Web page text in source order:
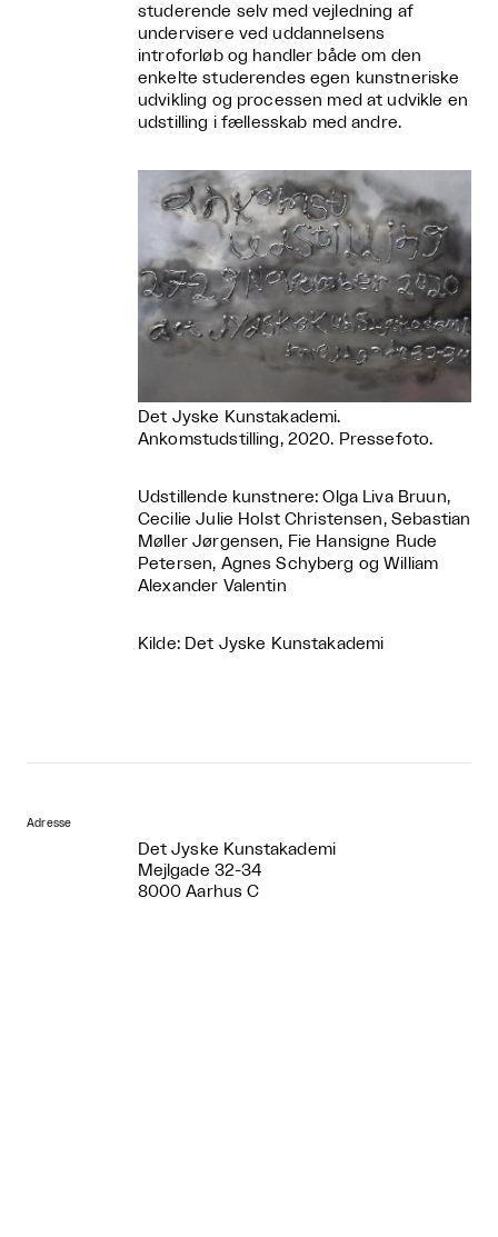
studerende selv med vejledning af
undervisere ved uddannelsens
introforløb og handler både om den
enkelte studerendes egen kunstneriske
udvikling og processen med at udvikle en
udstilling i fællesskab med andre.
Det Jyske Kunstakademi.
Ankomstudstilling, 2020. Pressefoto.
Udstillende kunstnere: Olga Liva Bruun,
Cecilie Julie Holst Christensen, Sebastian
Møller Jørgensen, Fie Hansigne Rude
Petersen, Agnes Schyberg og William
Alexander Valentin
Kilde: Det Jyske Kunstakademi
Adresse
Det Jyske Kunstakademi
Mejlgade 32-34
8000 Aarhus C